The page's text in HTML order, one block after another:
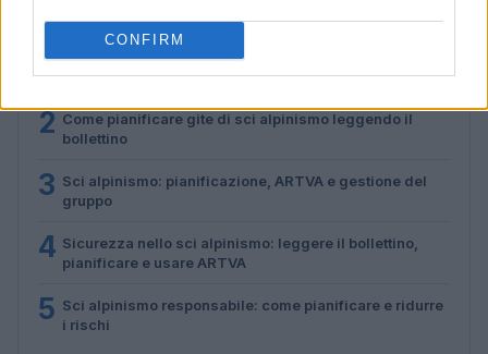
CONFIRM
1
Pianificare gite di sci alpinismo: mappe, ARTVA e
scelta dei pendii
2 Come pianificare gite di sci alpinismo leggendo il
bollettino
3 Sci alpinismo: pianificazione, ARTVA e gestione del
gruppo
4 Sicurezza nello sci alpinismo: leggere il bollettino,
pianificare e usare ARTVA
5 Sci alpinismo responsabile: come pianificare e ridurre
i rischi